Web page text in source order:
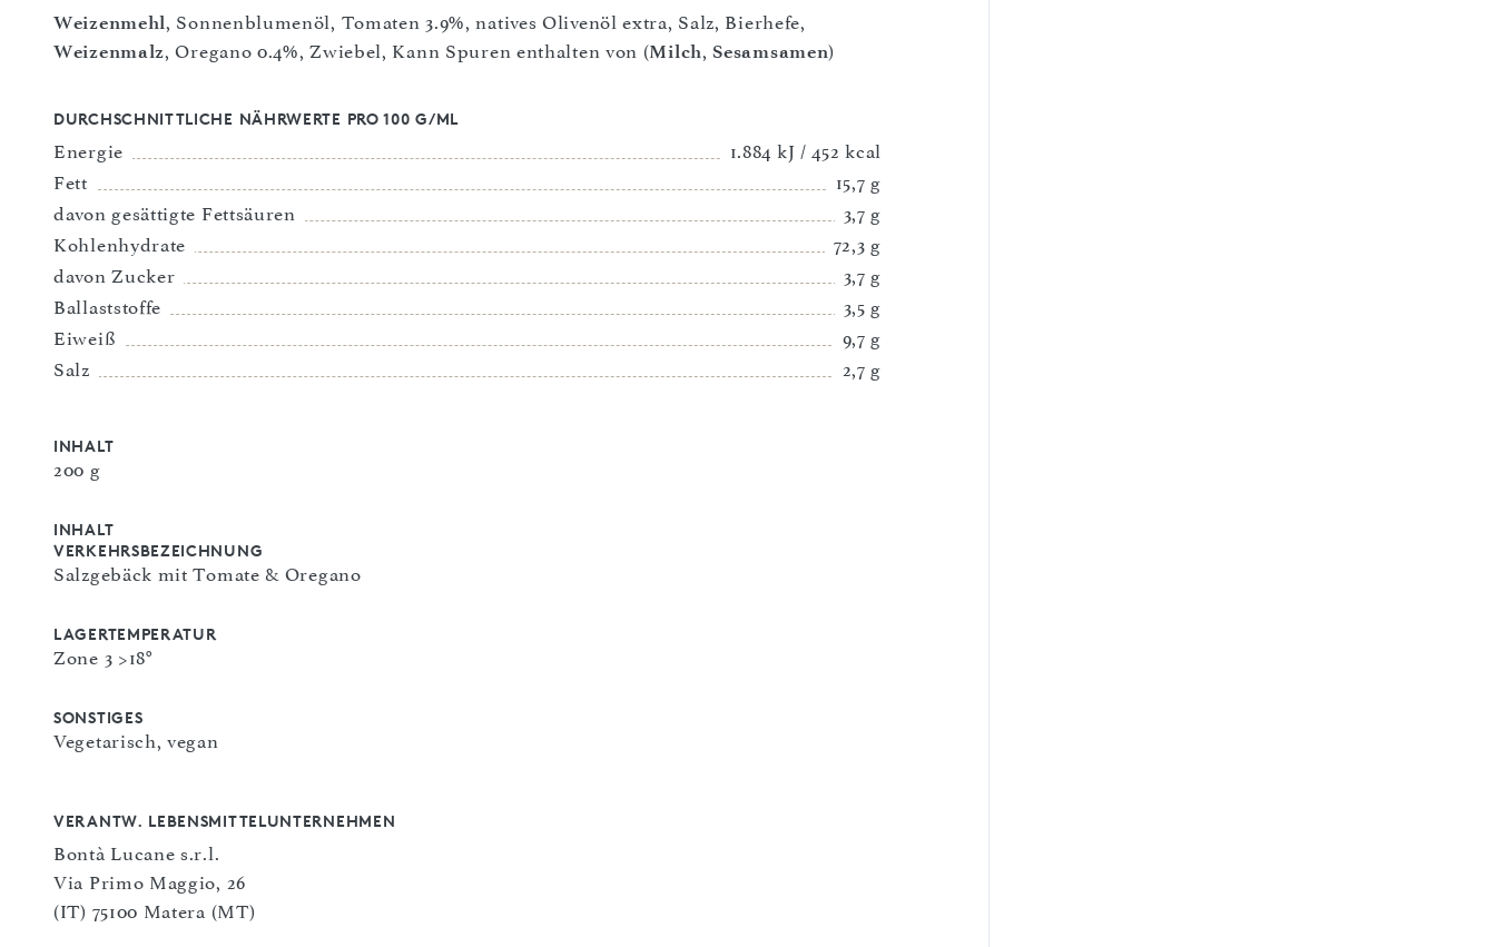
Weizenmehl, Sonnenblumenöl, Tomaten 3.9%, natives Olivenöl extra, Salz, Bierhefe,
Weizenmalz, Oregano 0.4%, Zwiebel, Kann Spuren enthalten von (Milch,Sesamsamen)
DURCHSCHNITTLICHE NÄHRWERTE PRO 100 G/ML
Energie
1.884 kJ / 452 kcal
Fett
15,7 g
davon gesättigte Fettsäuren
3,7 g
Kohlenhydrate
72,3 g
davon Zucker
3,7 g
Ballaststoffe
3,5 g
Eiweiß
9,7 g
Salz
2,7 g
INHALT
200 g
INHALT
VERKEHRSBEZEICHNUNG
Salzgebäck mit Tomate & Oregano
LAGERTEMPERATUR
Zone 3 >18°
SONSTIGES
Vegetarisch, vegan
VERANTW. LEBENSMITTELUNTERNEHMEN
Bontà Lucane s.r.l.
Via Primo Maggio, 26
(IT) 75100 Matera (MT)